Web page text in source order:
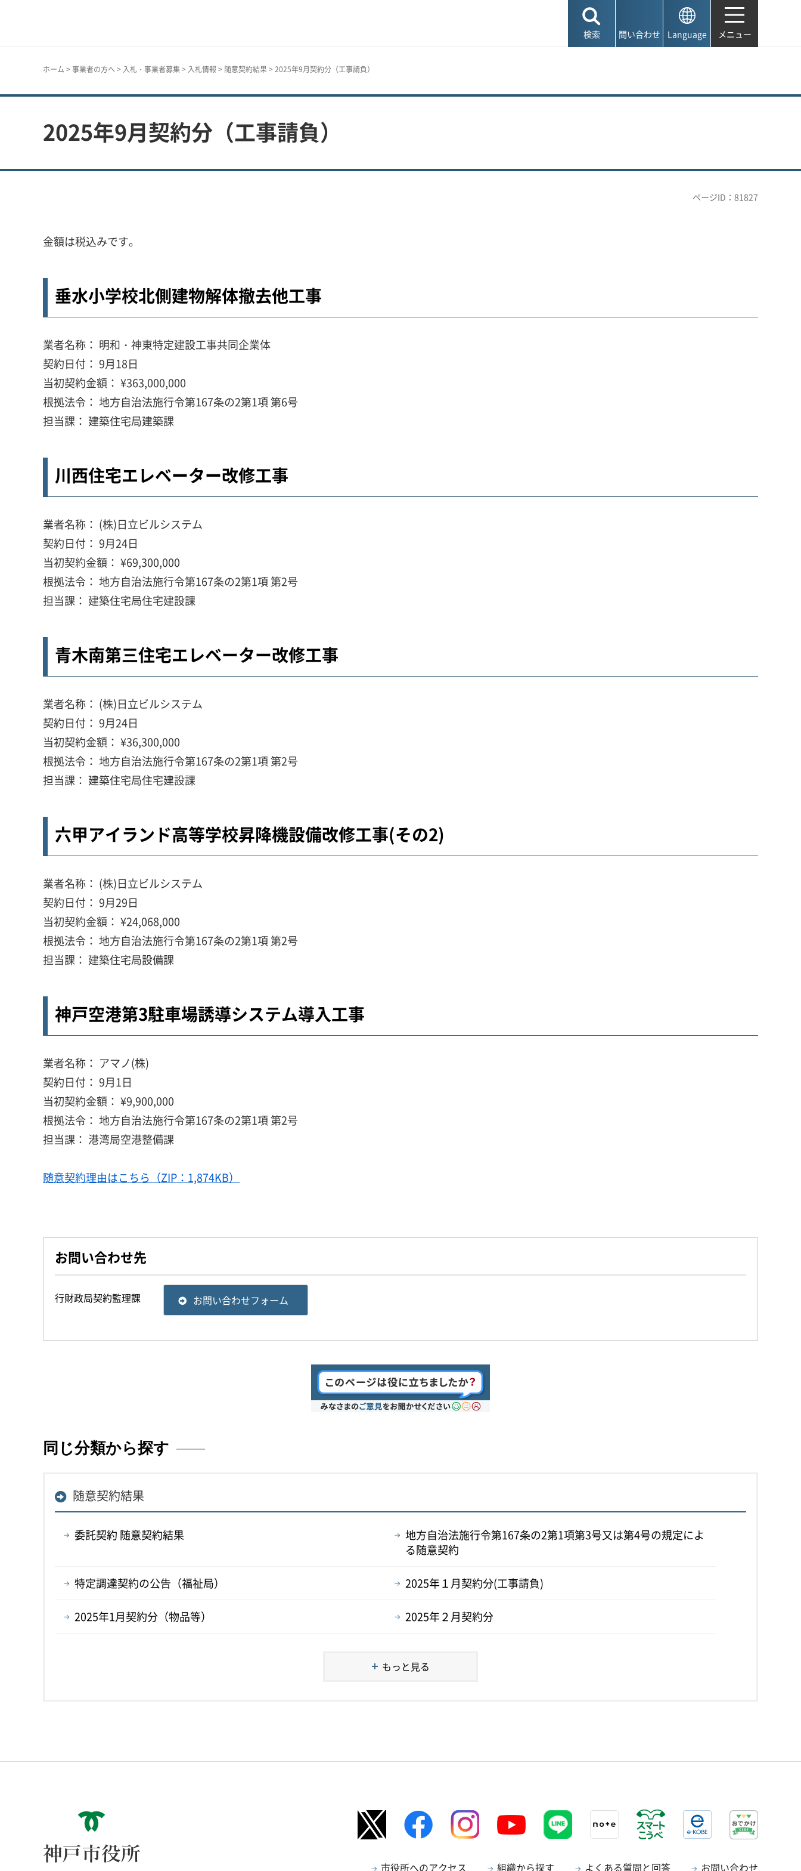
検索 問い合わせ Language メニュー
ホーム > 事業者の方へ > 入札・事業者募集> 入札情報 > 随意契約結果> 2025年9月契約分（工事請負）
2025年9月契約分（工事請負）
ページID：81827
金額は税込みです。
垂水小学校北側建物解体撤去他工事
業者名称： 明和・神東特定建設工事共同企業体
契約日付： 9月18日
当初契約金額： ¥363,000,000
根拠法令： 地方自治法施行令第167条の2第1項 第6号
担当課： 建築住宅局建築課
川西住宅エレベーター改修工事
業者名称： (株)日立ビルシステム
契約日付： 9月24日
当初契約金額： ¥69,300,000
根拠法令： 地方自治法施行令第167条の2第1項 第2号
担当課： 建築住宅局住宅建設課
青木南第三住宅エレベーター改修工事
業者名称： (株)日立ビルシステム
契約日付： 9月24日
当初契約金額： ¥36,300,000
根拠法令： 地方自治法施行令第167条の2第1項 第2号
担当課： 建築住宅局住宅建設課
六甲アイランド高等学校昇降機設備改修工事(その2)
業者名称： (株)日立ビルシステム
契約日付： 9月29日
当初契約金額： ¥24,068,000
根拠法令： 地方自治法施行令第167条の2第1項 第2号
担当課： 建築住宅局設備課
神戸空港第3駐車場誘導システム導入工事
業者名称： アマノ(株)
契約日付： 9月1日
当初契約金額： ¥9,900,000
根拠法令： 地方自治法施行令第167条の2第1項 第2号
担当課： 港湾局空港整備課
随意契約理由はこちら（ZIP：1,874KB）
お問い合わせ先
行財政局契約監理課 お問い合わせフォーム
同じ分類から探す
随意契約結果
委託契約 随意契約結果
地方自治法施行令第167条の2第1項第3号又は第4号の規定によ
る随意契約
特定調達契約の公告（福祉局） 2025年１月契約分(工事請負)
2025年1月契約分（物品等） 2025年２月契約分
もっと見る
神戸市役所
市役所へのアクセス 組織から探す よくある質問と回答 お問い合わせ